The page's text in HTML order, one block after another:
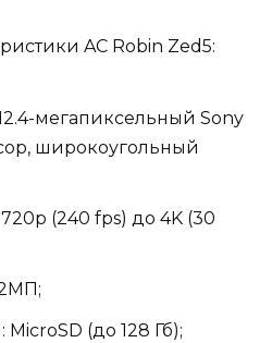
AC Robin Zed5:
мегапиксельный Sony
широкоугольный
(240 fps) до 4K (30
(до 128 Гб);